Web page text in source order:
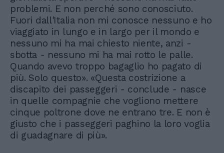
problemi. E non perché sono conosciuto.
Fuori dall'Italia non mi conosce nessuno e ho
viaggiato in lungo e in largo per il mondo e
nessuno mi ha mai chiesto niente, anzi -
sbotta - nessuno mi ha mai rotto le palle.
Quando avevo troppo bagaglio ho pagato di
più. Solo questo». «Questa costrizione a
discapito dei passeggeri - conclude - nasce
in quelle compagnie che vogliono mettere
cinque poltrone dove ne entrano tre. E non è
giusto che i passeggeri paghino la loro voglia
di guadagnare di più».